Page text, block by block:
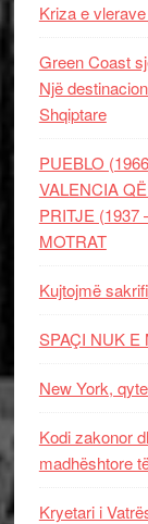
Kriza e
Green Coast
Një
Shqiptare
PUEBLO
VALENCIA
PRITJE (1937
MOTRAT
Kujtojmë
SPAÇI NUK E
New York,
Kodi zakonor
madhështore
Kryetari i